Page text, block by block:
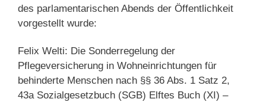
des parlamentarischen Abends der Öffentlichkeit
vorgestellt wurde:
Felix Welti: Die Sonderregelung der
Pflegeversicherung in Wohneinrichtungen für
behinderte Menschen nach §§ 36 Abs. 1 Satz 2,
43a Sozialgesetzbuch (SGB) Elftes Buch (XI) –